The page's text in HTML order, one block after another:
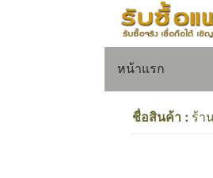
หน้าแรก
ชื่อสินค้า : ร้า